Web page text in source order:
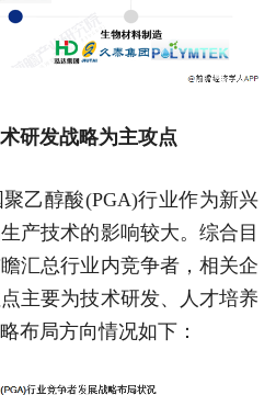
研发战略为主攻点
乙醇酸(PGA)行业作为新兴
产技术的影响较大。综合目
汇总行业内竞争者，相关企
主要为技术研发、人才培养
布局方向情况如下：